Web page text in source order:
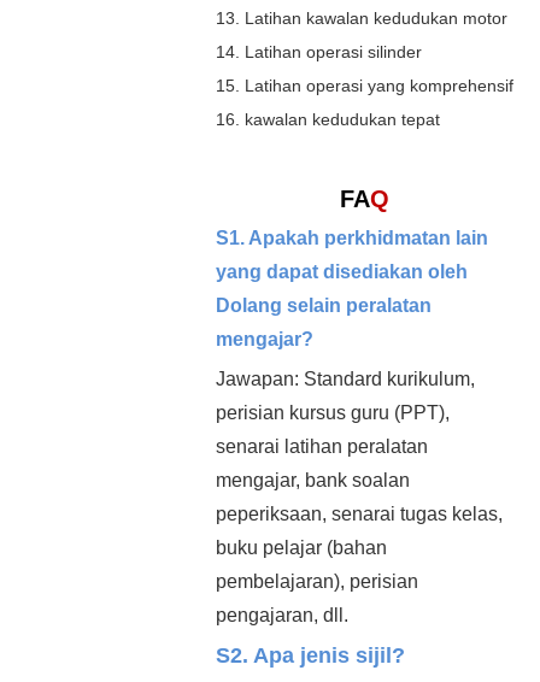
13. Latihan kawalan kedudukan motor
14. Latihan operasi silinder
15. Latihan operasi yang komprehensif
16. kawalan kedudukan tepat
FAQ
S1. Apakah perkhidmatan lain
yang dapat disediakan oleh
Dolang selain peralatan
mengajar?
Jawapan: Standard kurikulum,
perisian kursus guru (PPT),
senarai latihan peralatan
mengajar, bank soalan
peperiksaan, senarai tugas kelas,
buku pelajar (bahan
pembelajaran), perisian
pengajaran, dll.
S2. Apa jenis sijil?